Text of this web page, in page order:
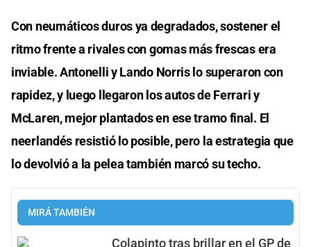
Con neumáticos duros ya degradados, sostener el
ritmo frente a rivales con gomas más frescas era
inviable. Antonelli y Lando Norris lo superaron con
rapidez, y luego llegaron los autos de Ferrari y
McLaren, mejor plantados en ese tramo final. El
neerlandés resistió lo posible, pero la estrategia que
lo devolvió a la pelea también marcó su techo.
MIRÁ TAMBIÉN
Colapinto tras brillar en el GP de